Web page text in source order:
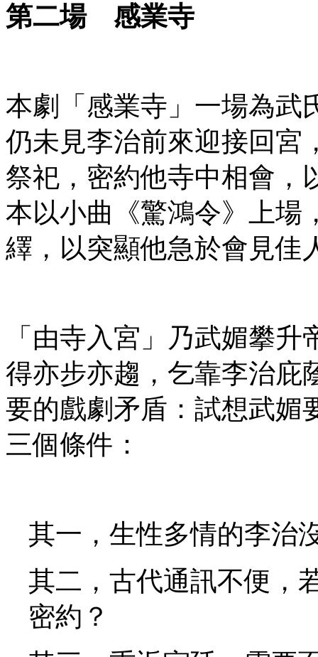
第二場 感業寺
本劇「感業寺」一場為武
仍未見李治前來迎接回宮
祭祀，密約他寺中相會，
本以小曲《驚鴻令》上場
繹，以突顯他急於會見佳
「由寺入宮」乃武媚攀
得亦步亦趨，乞靠李治庇
要的戲劇矛盾：試想武媚
三個條件：
其一，生性多情的李治
其二，古代通訊不便，
密約？